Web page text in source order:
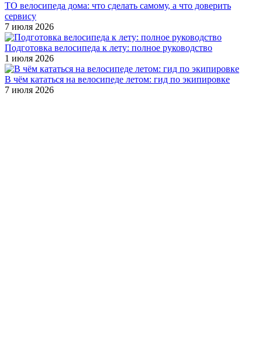
ТО велосипеда дома: что сделать самому, а что доверить
сервису
7 июля 2026
Подготовка велосипеда к лету: полное руководство
1 июля 2026
В чём кататься на велосипеде летом: гид по экипировке
7 июля 2026